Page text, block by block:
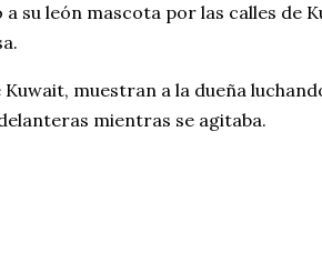
su león mascota por las calles de
Kuwait, muestran a la dueña
mientras se agitaba.